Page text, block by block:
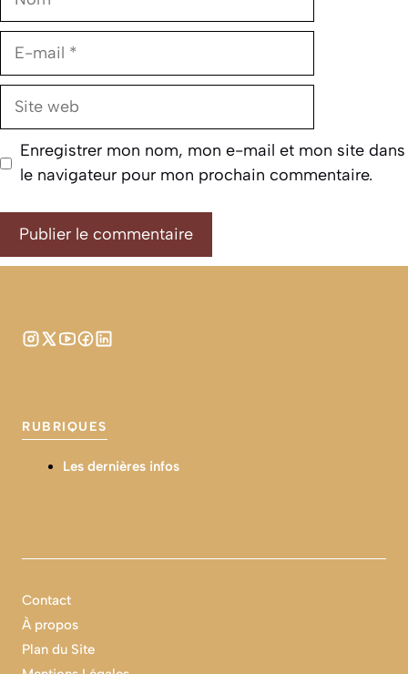
E-
Site
Enregistrer mon nom, mon e-mail et mon site dans
le navigateur pour mon prochain commentaire.
RUBRIQUES
Les dernières infos
Contact
À propos
Plan du Site